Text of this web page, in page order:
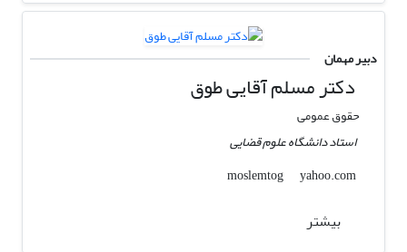
دبیر مهمان
دکتر مسلم آقایی طوق
حقوق عمومی
استاد دانشگاه علوم قضایی
moslemtog
yahoo.com
بیشتر